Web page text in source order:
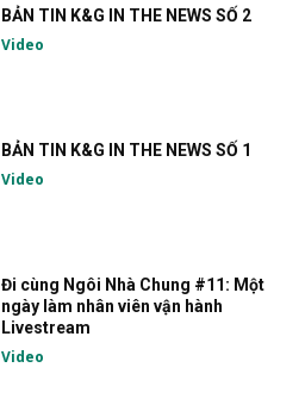
BẢN TIN K&G IN THE NEWS SỐ 2
Video
BẢN TIN K&G IN THE NEWS SỐ 1
Video
Đi cùng Ngôi Nhà Chung #11: Một
ngày làm nhân viên vận hành
Livestream
Video